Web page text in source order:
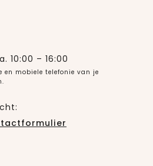
10:00 – 16:00
en mobiele telefonie van je